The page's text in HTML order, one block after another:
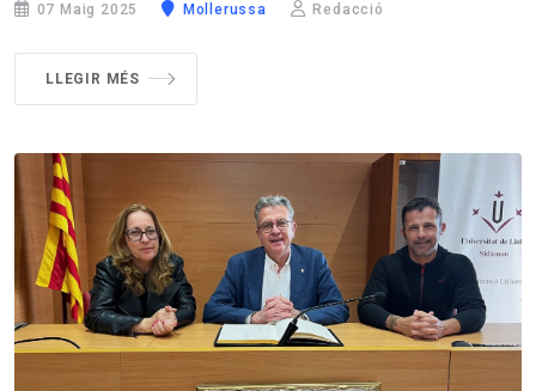
07 Maig 2025 Mollerussa Redacció
LLEGIR MÉS